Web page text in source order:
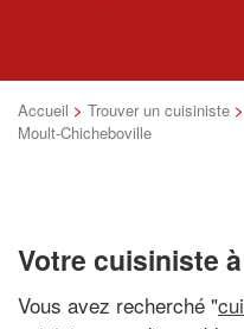
Accueil > Trouver un cuisiniste >
Moult-Chicheboville
Votre cuisiniste
Vous avez recherché "